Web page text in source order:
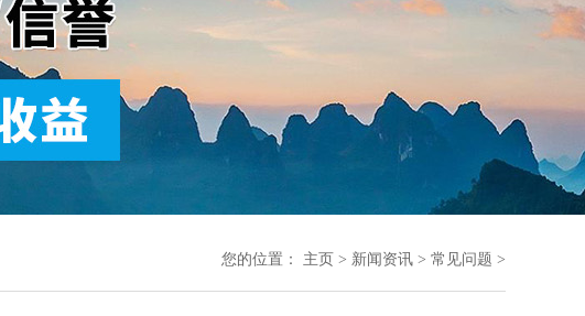
您的位置： 主页 > 新闻资讯 > 常见问题 >